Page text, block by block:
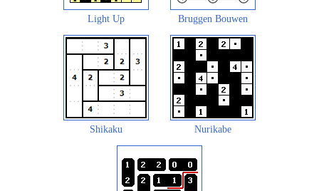
Light Up Bruggen Bouwen
Shikaku Nurikabe